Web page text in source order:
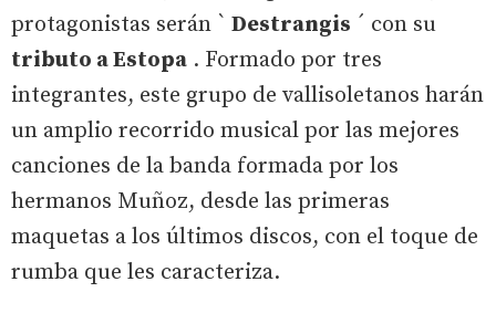
protagonistas serán ` Destrangis ´ con su
tributo a Estopa . Formado por tres
integrantes, este grupo de vallisoletanos harán
un amplio recorrido musical por las mejores
canciones de la banda formada por los
hermanos Muñoz, desde las primeras
maquetas a los últimos discos, con el toque de
rumba que les caracteriza.